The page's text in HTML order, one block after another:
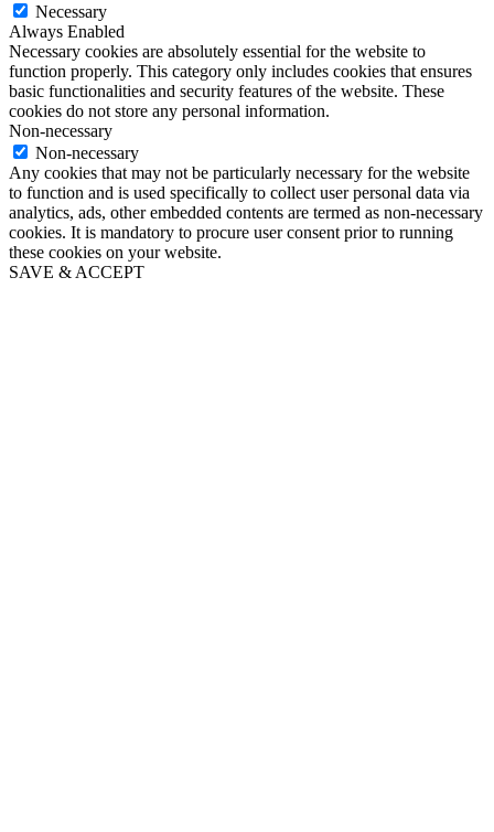
Necessary
Always Enabled
Necessary cookies are absolutely essential for the website to
function properly. This category only includes cookies that ensures
basic functionalities and security features of the website. These
cookies do not store any personal information.
Non-necessary
Non-necessary
Any cookies that may not be particularly necessary for the website
to function and is used specifically to collect user personal data via
analytics, ads, other embedded contents are termed as non-necessary
cookies. It is mandatory to procure user consent prior to running
these cookies on your website.
SAVE & ACCEPT